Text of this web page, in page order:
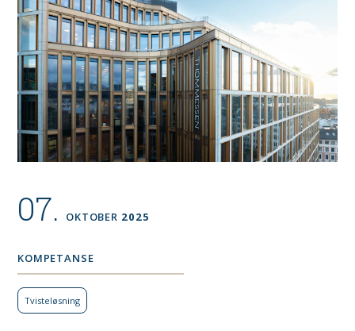
07. OKTOBER 2025
KOMPETANSE
Tviste­løsning